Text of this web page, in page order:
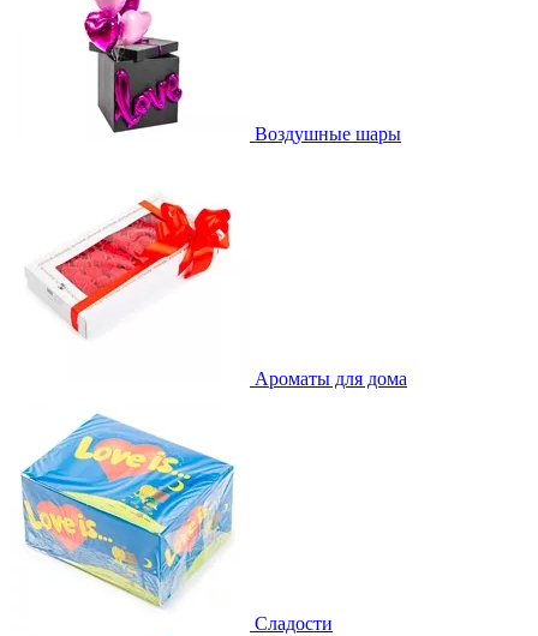
Воздушные шары
Ароматы для дома
Сладости